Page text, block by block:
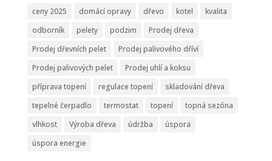
ceny 2025 domácí opravy dřevo kotel
kvalita
odborník
pelety podzim
Prodej dřeva
Prodej dřevních pelet
Prodej palivového dříví
Prodej palivových pelet
Prodej uhlí a koksu
příprava topení
regulace topení
skladování dřeva
tepelné čerpadlo
termostat topení
topná sezóna
vlhkost
Výroba dřeva údržba
úspora
úspora energie